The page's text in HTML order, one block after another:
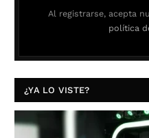
Al registrarse, acepta
política
¿YA LO VISTE?